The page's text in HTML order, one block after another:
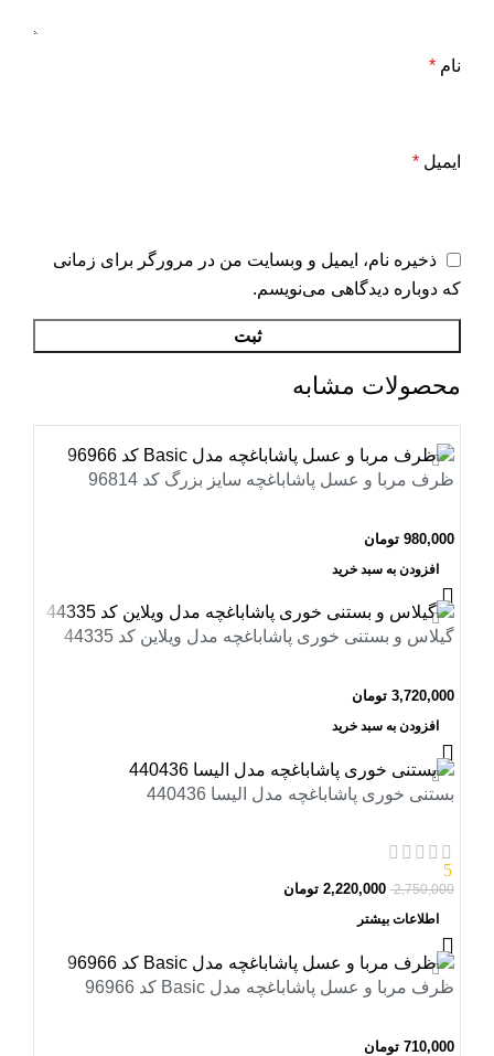
نام *
ایمیل *
ذخیره نام، ایمیل و وبسایت من در مرورگر برای زمانی
که دوباره دیدگاهی می‌نویسم.
محصولات مشابه
ظرف مربا و عسل پاشاباغچه سایز بزرگ کد 96814
980,000 تومان
افزودن به سبد خرید
گیلاس و بستنی خوری پاشاباغچه مدل ویلاین کد 44335
3,720,000 تومان
افزودن به سبد خرید
-19%
بستنی خوری پاشاباغچه مدل الیسا 440436
5
2,750,000
2,220,000 تومان
اطلاعات بیشتر
ظرف مربا و عسل پاشاباغچه مدل Basic کد 96966
710,000 تومان